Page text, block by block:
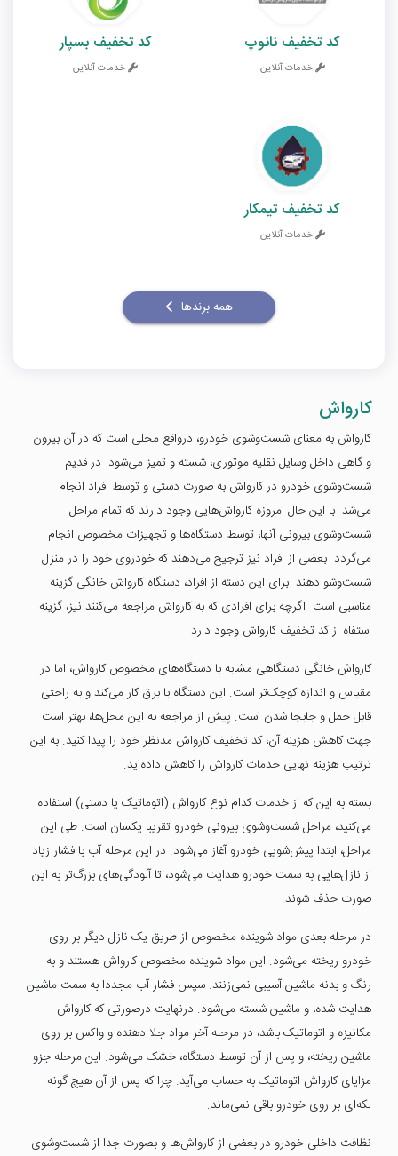
کد تخفیف نانوپ
خدمات آنلاین
کد تخفیف بسپار
خدمات آنلاین
کد تخفیف تیمکار
خدمات آنلاین
همه برندها
کارواش
کارواش به معنای شست‌وشوی خودرو، درواقع محلی است که در آن بیرون
و گاهی داخل وسایل نقلیه موتوری، شسته و تمیز می‌شود. در قدیم
شست‌وشوی خودرو در کارواش به صورت دستی و توسط افراد انجام
می‌شد. با این حال امروزه کارواش‌هایی وجود دارند که تمام مراحل
شست‌وشوی بیرونی آنها، توسط دستگاه‌ها و تجهیزات مخصوص انجام
می‌گردد. بعضی از افراد نیز ترجیح می‌دهند که خودروی خود را در منزل
شست‌وشو دهند. برای این دسته از افراد، دستگاه کارواش خانگی گزینه
مناسبی است. اگرچه برای افرادی که به کارواش مراجعه می‌کنند نیز، گزینه
استفاه از کد تخفیف کارواش وجود دارد.
کارواش خانگی دستگاهی مشابه با دستگاه‌های مخصوص کارواش، اما در
مقیاس و اندازه کوچک‌تر است. این دستگاه با برق کار می‌کند و به راحتی
قابل حمل و جابجا شدن است. پیش از مراجعه به این محل‌ها، بهتر است
جهت کاهش هزینه آن، کد تخفیف کارواش مدنظر خود را پیدا کنید. به این
ترتیب هزینه نهایی خدمات کارواش را کاهش داده‌اید.
بسته به این که از خدمات کدام نوع کارواش (اتوماتیک یا دستی) استفاده
می‌کنید، مراحل شست‌وشوی بیرونی خودرو تقریبا یکسان است. طی این
مراحل، ابتدا پیش‌شویی خودرو آغاز می‌شود. در این مرحله آب با فشار زیاد
از نازل‌هایی به سمت خودرو هدایت می‌شود، تا آلودگی‌های بزرگ‌تر به این
صورت حذف شوند.
در مرحله بعدی مواد شوینده مخصوص از طریق یک نازل دیگر بر روی
خودرو ریخته می‌شود. این مواد شوینده مخصوص کارواش هستند و به
رنگ و بدنه ماشین آسیبی نمی‌زنند. سپس فشار آب مجددا به سمت ماشین
هدایت شده، و ماشین شسته می‌شود. درنهایت درصورتی که کارواش
مکانیزه و اتوماتیک باشد، در مرحله آخر مواد جلا دهنده و واکس بر روی
ماشین ریخته، و پس از آن توسط دستگاه، خشک می‌شود. این مرحله جزو
مزایای کارواش اتوماتیک به حساب می‌آید. چرا که پس از آن هیچ گونه
لکه‌ای بر روی خودرو باقی نمی‌ماند.
نظافت داخلی خودرو در بعضی از کارواش‌ها و بصورت جدا از شست‌وشوی